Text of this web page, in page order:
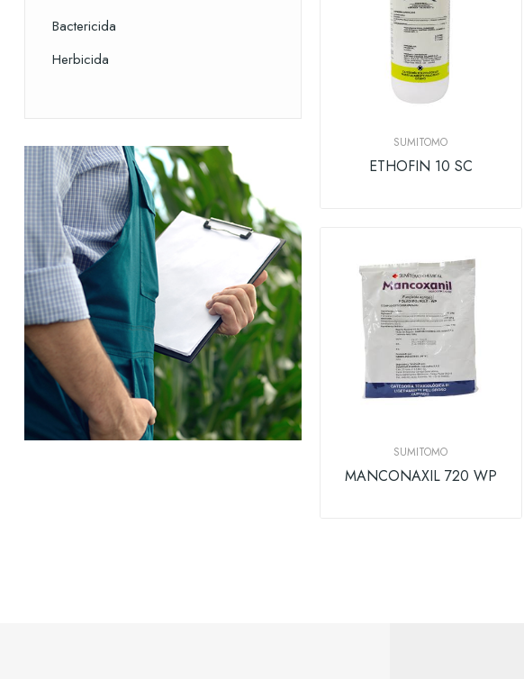
Bactericida
Herbicida
SUMITOMO
ETHOFIN 10 SC
SUMITOMO
MANCONAXIL 720 WP